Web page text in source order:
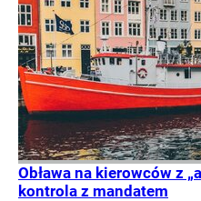
Obława na kierowców z
kontrola z mandatem